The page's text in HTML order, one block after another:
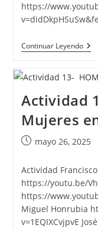
https://
Continuar Leyendo
14-
EL
Actividad
Mujeres
Publicación
la
entrada:
mayo 26, 2025
Actividad
https://youtu.be/
https://
Miguel Honrubia
v=1EQIXCvjpvE